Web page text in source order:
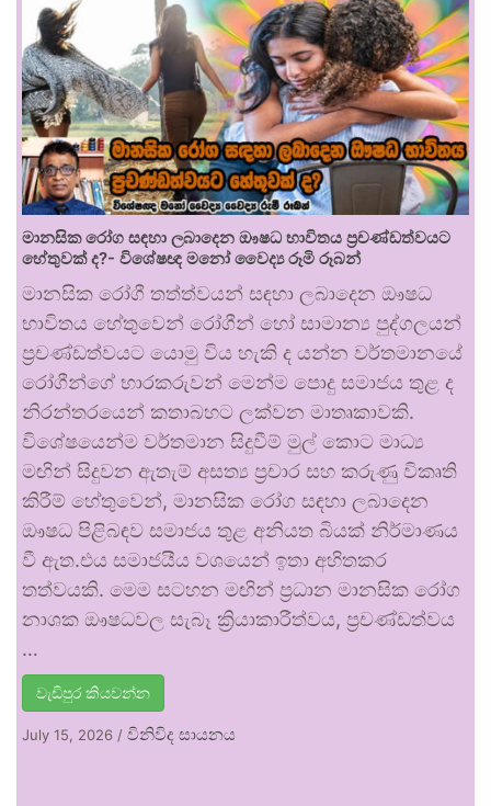
මානසික රෝග සඳහා ලබාදෙන ඖෂධ භාවිතය ප්‍රචණ්ඩත්වයට
හේතුවක් ද?- විශේෂඥ මනෝ වෛද්‍ය රූමි රූබන්
මානසික රෝගී තත්ත්වයන් සඳහා ලබාදෙන ඖෂධ
භාවිතය හේතුවෙන් රෝගීන් හෝ සාමාන්‍ය පුද්ගලයන්
ප්‍රචණ්ඩත්වයට යොමු විය හැකි ද යන්න වර්තමානයේ
රෝගීන්ගේ භාරකරුවන් මෙන්ම පොදු සමාජය තුළ ද
නිරන්තරයෙන් කතාබහට ලක්වන මාතෘකාවකි.
විශේෂයෙන්ම වර්තමාන සිදුවීම් මුල් කොට මාධ්‍ය
මඟින් සිදුවන ඇතැම් අසත්‍ය ප්‍රචාර සහ කරුණු විකෘති
කිරීම් හේතුවෙන්, මානසික රෝග සඳහා ලබාදෙන
ඖෂධ පිළිබඳව සමාජය තුළ අනියත බියක් නිර්මාණය
වී ඇත.එය සමාජයීය වශයෙන් ඉතා අහිතකර
තත්වයකි. මෙම සටහන මඟින් ප්‍රධාන මානසික රෝග
නාශක ඖෂධවල සැබෑ ක්‍රියාකාරීත්වය, ප්‍රචණ්ඩත්වය
…
වැඩිපුර කියවන්න
July 15, 2026 / විනිවිද සායනය